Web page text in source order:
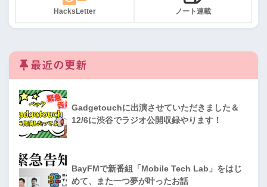
HacksLetter ノート連載
最近の更新
Gadgetouchに出演させていただきました＆
12/6に渋谷でラジオ公開収録やります！
BayFMで新番組「Mobile Tech Lab」をはじ
めて、また一つ夢が叶ったお話